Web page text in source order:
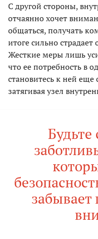
С другой стороны,
отчаянно хочет
общаться, получать
итоге сильно
Жесткие меры лишь
что ее потребность в
становитесь к ней
затягивая узел
забывает